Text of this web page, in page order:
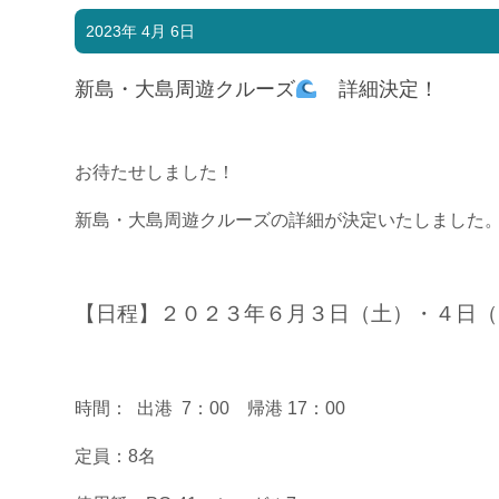
2023年 4月 6日
新島・大島周遊クルーズ 詳細決定！
お待たせしました！
新島・大島周遊クルーズの詳細が決定いたしました
【日程】２０２３年６月３日（土）・４日
時間： 出港 7：00 帰港 17：00
定員：8名